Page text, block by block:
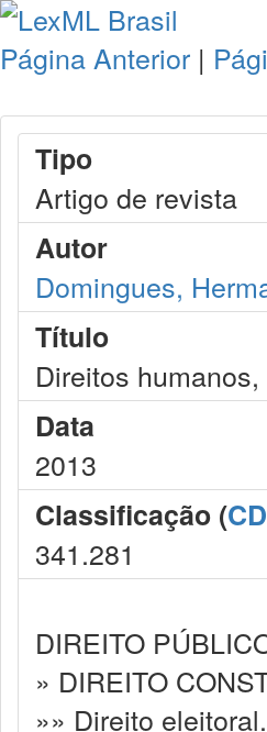
Página Anterior |
Tipo
Artigo de revista
Autor
Domingues,
Título
Direitos
Data
2013
Classificação (
341.281
DIREITO
» DIREITO
»» Direito